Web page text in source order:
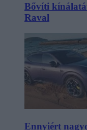
Bővíti
Raval
Ennyiért